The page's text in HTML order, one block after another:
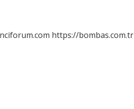
https://bombas.com.tr